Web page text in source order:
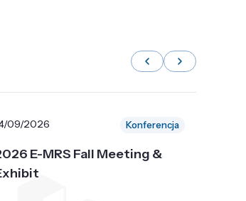
09/2026 Konferencja
E-MRS Fall Meeting &